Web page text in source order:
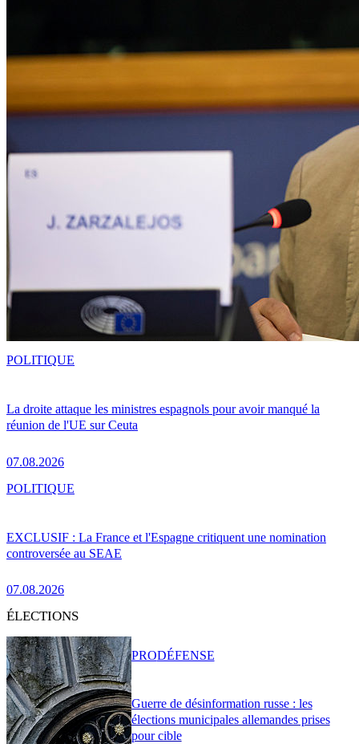
La droite attaque les ministres espagnols pour avoir manqué la
réunion de l'UE sur Ceuta
07.08.2026
POLITIQUE
EXCLUSIF : La France et l'Espagne critiquent une nomination
controversée au SEAE
07.08.2026
POLITIQUE
ÉLECTIONS
Guerre de désinformation russe : les
élections municipales allemandes prises
pour cible
PRODÉFENSE